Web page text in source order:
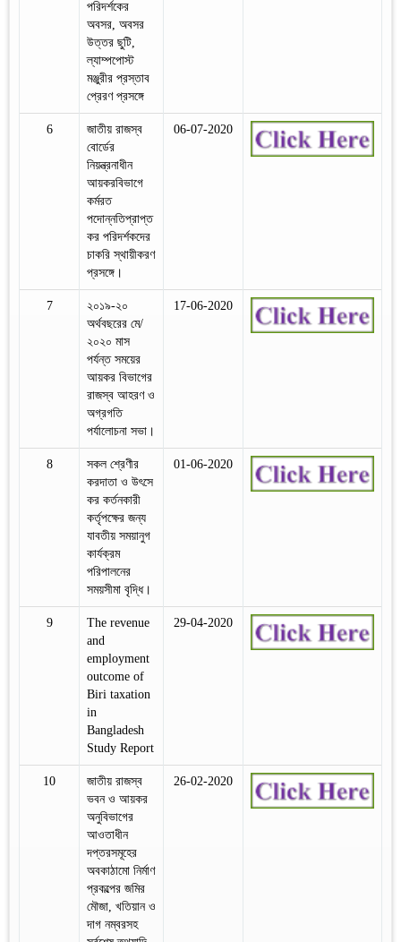
পরিদর্শকের
অবসর, অবসর
উত্তর ছুটি,
ল্যাম্পপোস্ট
মঞ্জুরীর প্রস্তাব
প্রেরণ প্রসঙ্গে
6
জাতীয় রাজস্ব
বোর্ডের
নিয়ন্ত্রনাধীন
আয়করবিভাগে
কর্মরত
পদোন্নতিপ্রাপ্ত
কর পরিদর্শকদের
চাকরি স্থায়ীকরণ
প্রসঙ্গে।
06-07-2020
7
২০১৯-২০
অর্থবছরের মে/
২০২০ মাস
পর্যন্ত সময়ের
আয়কর বিভাগের
রাজস্ব আহরণ ও
অগ্রগতি
পর্যালোচনা সভা।
17-06-2020
8
সকল শ্রেণীর
করদাতা ও উৎসে
কর কর্তনকারী
কর্তৃপক্ষের জন্য
যাবতীয় সময়ানুগ
কার্যক্রম
পরিপালনের
সময়সীমা বৃদ্ধি।
01-06-2020
9
The revenue
and
employment
outcome of
Biri taxation
in
Bangladesh
Study Report
29-04-2020
10
জাতীয় রাজস্ব
ভবন ও আয়কর
অনুবিভাগের
আওতাধীন
দপ্তরসমূহের
অবকাঠামো নির্মাণ
প্রকল্পের জমির
মৌজা, খতিয়ান ও
দাগ নম্বরসহ
26-02-2020